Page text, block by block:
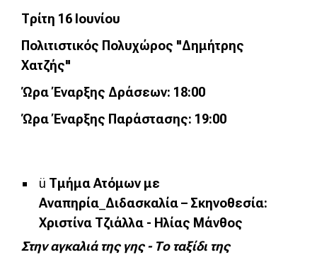
Τρίτη 16 Ιουνίου
Πολιτιστικός Πολυχώρος "Δημήτρης
Χατζής"
Ώρα Έναρξης Δράσεων: 18:00
Ώρα Έναρξης Παράστασης: 19:00
ü Τμήμα Ατόμων με
Αναπηρία Διδασκαλία – Σκηνοθεσία:
Χριστίνα Τζιάλλα - Ηλίας Μάνθος
Στην αγκαλιά της γης - Το ταξίδι της